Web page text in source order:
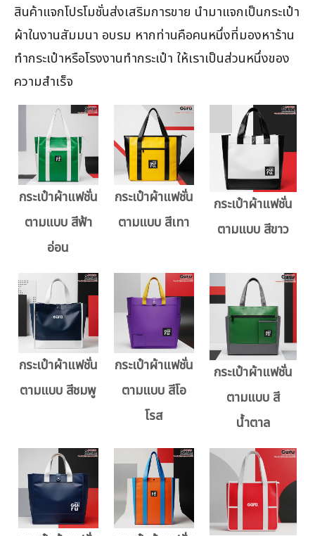
สินค้าแจกโปรโมชั่นส่งเสริมการขาย นำมาแจกเป็นกระเป๋า
ผ้าในงานสัมมนา อบรม หากท่านคือคนหนึ่งที่มองหาร้าน
ทำกระเป๋าหรือโรงงานทำกระเป๋า ให้เราเป็นส่วนหนึ่งของ
ความสำเร็จ
กระเป๋าผ้าแฟชั่น
ตามแบบ สีฟ้า
อ่อน
กระเป๋าผ้าแฟชั่น
ตามแบบ สีเทา
กระเป๋าผ้าแฟชั่น
ตามแบบ สีขาว
กระเป๋าผ้าแฟชั่น
ตามแบบ สีชมพู
กระเป๋าผ้าแฟชั่น
ตามแบบ สีโอ
โรส
กระเป๋าผ้าแฟชั่น
ตามแบบ สี
น้ำตาล